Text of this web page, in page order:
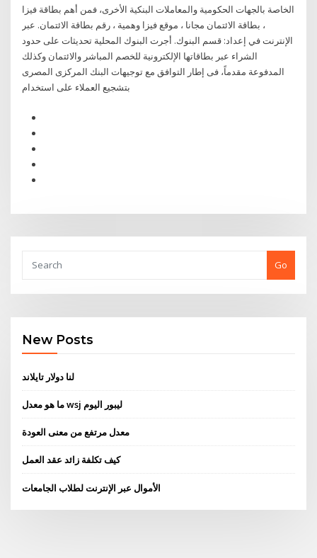
الخاصة بالجهات الحكومية والمعاملات البنكية الأخرى، فمن أهم بطاقة فيزا
، بطاقة الائتمان مجانا ، موقع فيزا وهمية ، رقم بطاقة الائتمان. عبر
الإنترنت في إعداد: قسم البنوك. أجرت البنوك المحلية تحديثات على حدود
الشراء عبر بطاقاتها الإلكترونية للخصم المباشر والائتمان وكذلك
المدفوعة مقدماً، فى إطار التوافق مع توجيهات البنك المركزى المصرى
بتشجيع العملاء على استخدام
Go
New Posts
لنا دولار تايلاند
ما هو معدل wsj ليبور اليوم
معدل مرتفع من معنى العودة
كيف تكلفة زائد عقد العمل
الأموال عبر الإنترنت لطلاب الجامعات